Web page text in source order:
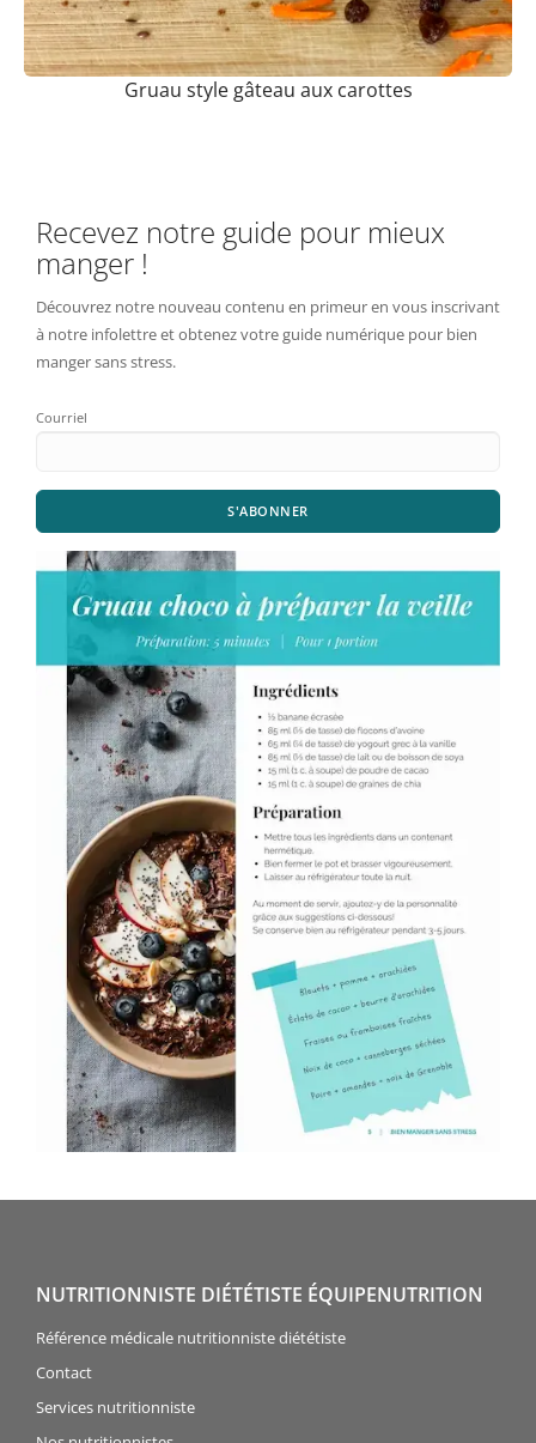
Gruau style gâteau aux carottes
Recevez notre guide pour mieux
manger !
Découvrez notre nouveau contenu en primeur en vous inscrivant
à notre infolettre et obtenez votre guide numérique pour bien
manger sans stress.
Courriel
S'ABONNER
NUTRITIONNISTE DIÉTÉTISTE ÉQUIPENUTRITION
Référence médicale nutritionniste diététiste
Contact
Services nutritionniste